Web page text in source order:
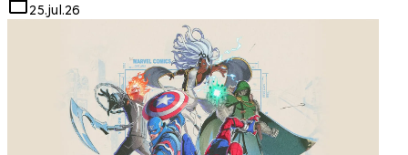
25.jul.26